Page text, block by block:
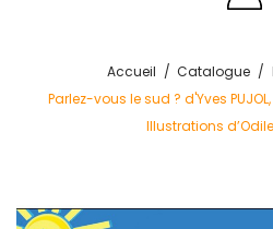
Accueil Catalogue
Parlez-vous le sud ? d'Yves PUJOL,
Illustrations d’Odile